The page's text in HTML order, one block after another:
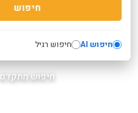
חיפוש
חיפוש AI חיפוש רגיל
חיפוש מתקדם